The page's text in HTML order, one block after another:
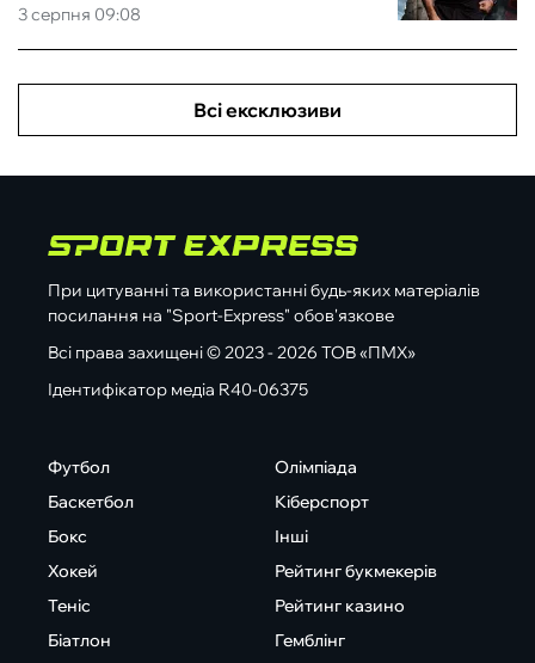
3 серпня 09:08
Всі ексклюзиви
При цитуванні та використанні будь-яких матеріалів
посилання на "Sport-Express" обов'язкове
Всі права захищені © 2023 - 2026 ТОВ «ПМХ»
Ідентифікатор медіа R40-06375
Футбол
Баскетбол
Бокс
Хокей
Теніс
Біатлон
Олімпіада
Кіберспорт
Інші
Рейтинг букмекерів
Рейтинг казино
Гемблінг